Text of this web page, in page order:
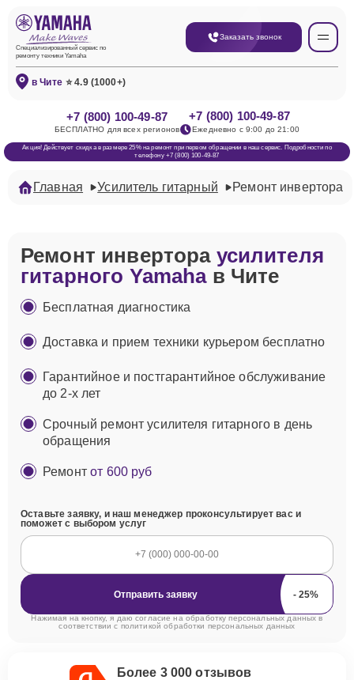
Специализированный сервис по
ремонту техники Yamaha
Заказать звонок
в Чите ⭐ 4.9 (1000+)
+7 (800) 100-49-87
БЕСПЛАТНО для всех регионов
+7 (800) 100-49-87
Ежедневно с 9:00 до 21:00
Акция! Действует скидка в размере 25% на ремонт при первом обращении в наш сервис. Подробности по
телефону +7 (800) 100-49-87
Главная Усилитель гитарный Ремонт инвертора
Ремонт инвертора усилителя
гитарного Yamahaв Чите
Бесплатная диагностика
Доставка и прием техники курьером бесплатно
Гарантийное и постгарантийное обслуживание
до 2-х лет
Срочный ремонт усилителя гитарного в день
обращения
Ремонтот 600 руб
Оставьте заявку, и наш менеджер проконсультирует вас и
поможет с выбором услуг
Отправить заявку
Нажимая на кнопку, я даю согласие на обработку персональных данных в
соответствии с политикой обработки персональных данных
Более 3 000 отзывов